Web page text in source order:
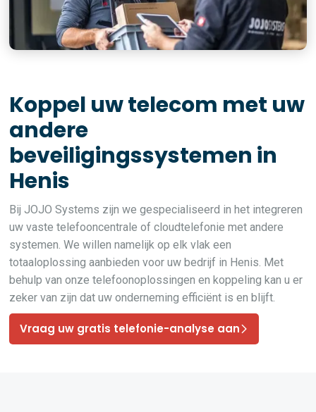
Koppel uw telecom met uw
andere
beveiligingssystemen in
Henis
Bij JOJO Systems zijn we gespecialiseerd in het integreren
uw vaste telefooncentrale of cloudtelefonie met andere
systemen. We willen namelijk op elk vlak een
totaaloplossing aanbieden voor uw bedrijf in Henis. Met
behulp van onze telefoonoplossingen en koppeling kan u er
zeker van zijn dat uw onderneming efficiënt is en blijft.
Vraag uw gratis telefonie-analyse aan